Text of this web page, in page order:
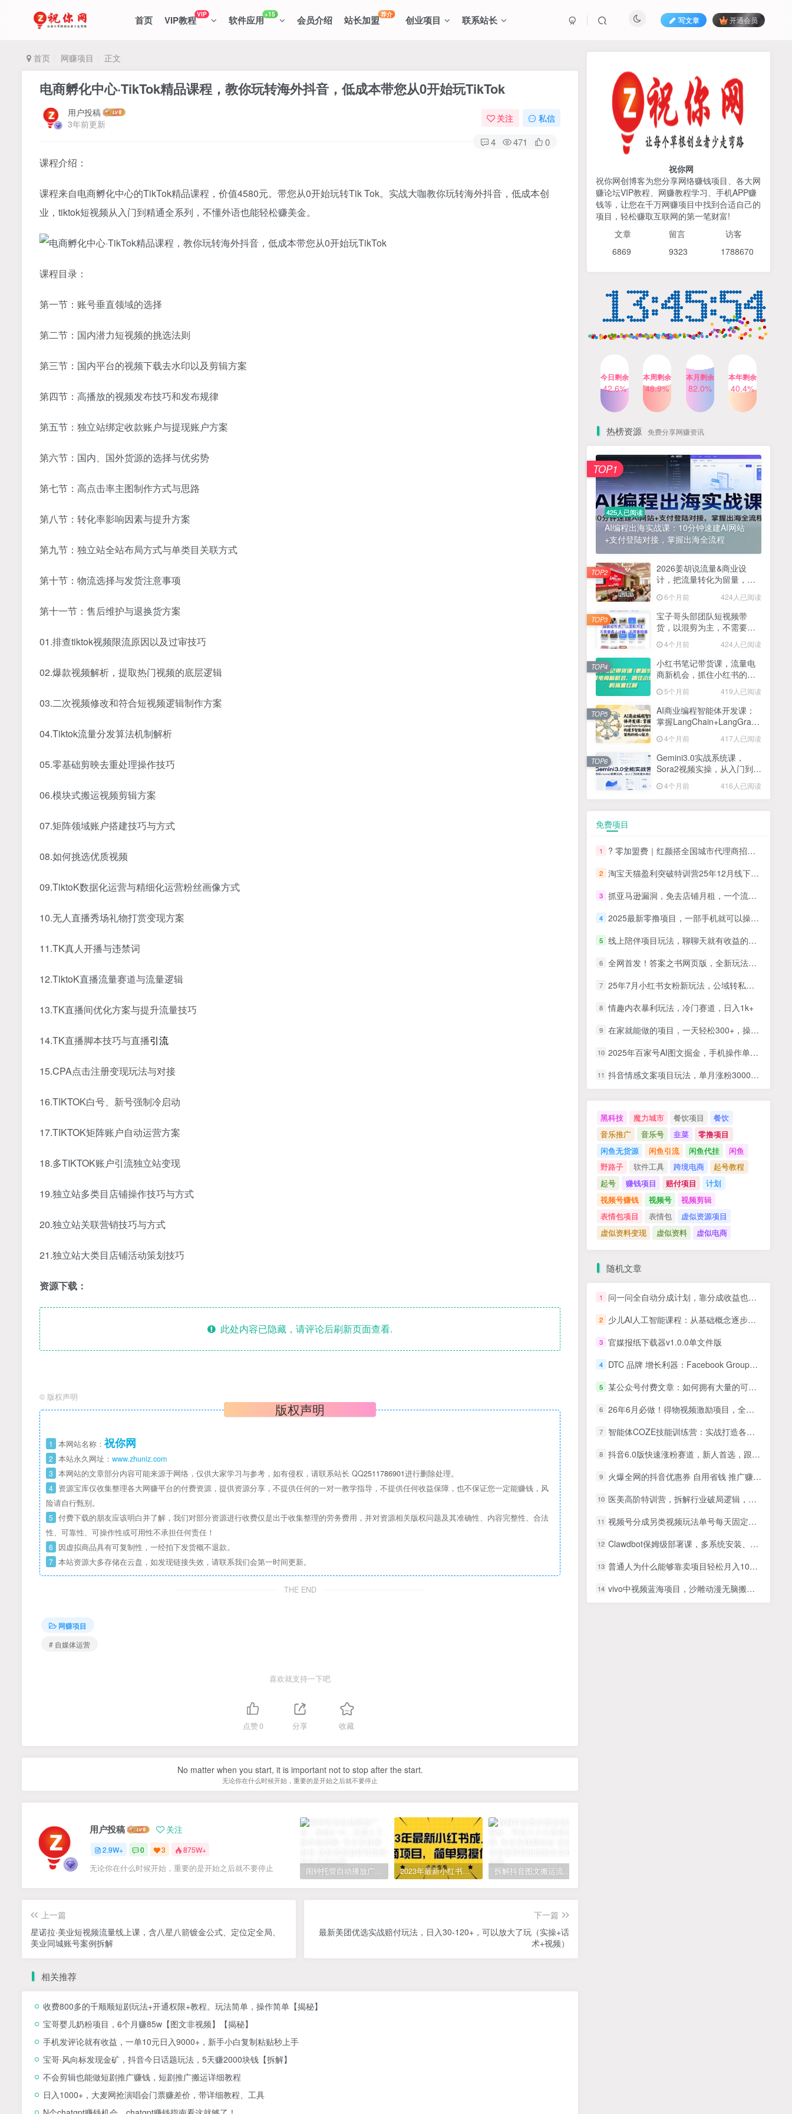
首页 VIP教程VIP 软件应用+15 会员介绍 站长加盟荐介 创业项目 联系站长 写文章 开通会员
首页 网赚项目 正文
电商孵化中心·TikTok精品课程，教你玩转海外抖音，低成本带您从0开始玩TikTok
用户投稿
3年前更新
关注 私信
4 471 0
课程介绍：
课程来自电商孵化中心的TikTok精品课程，价值4580元。带您从0开始玩转Tik Tok。实战大咖教你玩转海外抖音，低成本创
业，tiktok短视频从入门到精通全系列，不懂外语也能轻松赚美金。
课程目录：
第一节：账号垂直领域的选择
第二节：国内潜力短视频的挑选法则
第三节：国内平台的视频下载去水印以及剪辑方案
第四节：高播放的视频发布技巧和发布规律
第五节：独立站绑定收款账户与提现账户方案
第六节：国内、国外货源的选择与优劣势
第七节：高点击率主图制作方式与思路
第八节：转化率影响因素与提升方案
第九节：独立站全站布局方式与单类目关联方式
第十节：物流选择与发货注意事项
第十一节：售后维护与退换货方案
01.排查tiktok视频限流原因以及过审技巧
02.爆款视频解析，提取热门视频的底层逻辑
03.二次视频修改和符合短视频逻辑制作方案
04.Tiktok流量分发算法机制解析
05.零基础剪映去重处理操作技巧
06.模块式搬运视频剪辑方案
07.矩阵领域账户搭建技巧与方式
08.如何挑选优质视频
09.TiktoK数据化运营与精细化运营粉丝画像方式
10.无人直播秀场礼物打赏变现方案
11.TK真人开播与违禁词
12.TiktoK直播流量赛道与流量逻辑
13.TK直播间优化方案与提升流量技巧
14.TK直播脚本技巧与直播引流
15.CPA点击注册变现玩法与对接
16.TIKTOK白号、新号强制冷启动
17.TIKTOK矩阵账户自动运营方案
18.多TIKTOK账户引流独立站变现
19.独立站多类目店铺操作技巧与方式
20.独立站关联营销技巧与方式
21.独立站大类目店铺活动策划技巧
资源下载：
此处内容已隐藏，请评论后刷新页面查看.
© 版权声明
版权声明
1 本网站名称： 祝你网
2 本站永久网址： www.zhuniz.com
3 本网站的文章部分内容可能来源于网络，仅供大家学习与参考，如有侵权，请联系站长 QQ2511786901进行删除处理。
4 资源宝库仅收集整理各大网赚平台的付费资源，提供资源分享，不提供任何的一对一教学指导，不提供任何收益保障，也不保证您一定能赚钱，风
险请自行甄别。
5 付费下载的朋友应该明白并了解，我们对部分资源进行收费仅是出于收集整理的劳务费用，并对资源相关版权问题及其准确性、内容完整性、合法
性、可靠性、可操作性或可用性不承担任何责任！
6 因虚拟商品具有可复制性，一经拍下发货概不退款。
7 本站资源大多存储在云盘，如发现链接失效，请联系我们会第一时间更新。
THE END
网赚项目
# 自媒体运营
喜欢就支持一下吧
点赞0 分享 收藏
No matter when you start, it is important not to stop after the start.
无论你在什么时候开始，重要的是开始之后就不要停止
用户投稿 关注
2.9W+ 0 3 875W+
无论你在什么时候开始，重要的是开始之后就不要停止 闹钟托管自动播放广告，单机5-10，无需人工操作 2023年最新小红书成人电商项目，简单易操作【详细教程】 拆解抖音图文搬运流量掘金，可日入小几百
上一篇
星诺拉·美业短视频流量线上课，含八星八箭镀金公式、定位定全局、
美业同城账号案例拆解
下一篇
最新美团优选实战赔付玩法，日入30-120+，可以放大了玩（实操+话
术+视频）
相关推荐
收费800多的千顺顺短剧玩法+开通权限+教程。玩法简单，操作简单【揭秘】
宝哥婴儿奶粉项目，6个月赚85w【图文非视频】【揭秘】
手机发评论就有收益，一单10元日入9000+，新手小白复制粘贴秒上手
宝哥·风向标发现金矿，抖音今日话题玩法，5天赚2000块钱【拆解】
不会剪辑也能做短剧推广赚钱，短剧推广搬运详细教程
日入1000+，大麦网抢演唱会门票赚差价，带详细教程、工具
425人已阅读
AI编程出海实战课：10分钟速建AI网站
+支付登陆对接，掌握出海全流程
TOP1
2026姜胡说流量&商业设
计，把流量转化为留量，设
计自己的商业模式
6个月前 424人已阅读
TOP2
货，以混剪为主，不需要真
小红书笔记带货课，流量电
商新机会，抓住小红书的流
量红利(更新26年2月)
5个月前 419人已阅读
TOP4
AI商业编程智能体开发课：
TOP5
Gemini3.0实战系统课，
Sora2视频实操，从入门到精
通多模态创作
4个月前 416人已阅读
TOP6
1 ? 零加盟费｜红颜搭全国城市代理商招募正式启动！
2 淘宝天猫盈利突破特训营25年12月线下课，系统性的深度剖析电商企业经营之道，打造电商标准化运营体系
3 抓亚马逊漏洞，免去店铺月租，一个流量大竞争小，让你有机会成大卖的赛道
2025最新零撸项目，一部手机就可以操作，20秒一单，零投入纯薅羊毛，无门槛，一天200+【揭秘】
5 线上陪伴项目玩法，聊聊天就有收益的项目，一个月收益5000+
6 全网首发！答案之书网页版，全新玩法，搭配文档和网页，日入1k+零门槛小白首选副业
7 25年7月小红书女粉新玩法，公域转私域变现，日轻松变现2张+，5分钟简单复制好上手
8 情趣内衣暴利玩法，冷门赛道，日入1k+
9 在家就能做的项目，一天轻松300+，操作简单上手快
10 2025年百家号AI图文掘金，手机操作单号月入4-5位数，低门槛【附指令+工具】
抖音情感文案项目玩法，单月涨粉3000+，新手小白也能做
祝你网
祝你网创博客为您分享网络赚钱项目、各大网
赚论坛VIP教程、网赚教程学习、手机APP赚
钱等，让您在千万网赚项目中找到合适自己的
项目，轻松赚取互联网的第一笔财富!
文章 留言 访客
6869 9323 1788670
今日剩余
42.6%
本周剩余
48.9%
本月剩余
82.0%
本年剩余
40.4%
热榜资源 免费分享网赚资讯
425人已阅读
AI编程出海实战课：10分钟速建AI网站
+支付登陆对接，掌握出海全流程
TOP1
2026姜胡说流量&商业设
计，把流量转化为留量，设
6个月前 424人已阅读
TOP2
宝子哥头部团队短视频带
货，以混剪为主，不需要真
26年3月】
4个月前 424人已阅读
TOP3
小红书笔记带货课，流量电
商新机会，抓住小红书的流
5个月前 419人已阅读
TOP4
AI商业编程智能体开发课：
掌握LangChain+LangGraph
心能力
4个月前 417人已阅读
TOP5
Gemini3.0实战系统课，
Sora2视频实操，从入门到精
4个月前 416人已阅读
TOP6
免费项目
1 ? 零加盟费｜红颜搭全国城市代理商招募正式启动！
2 淘宝天猫盈利突破特训营25年12月线下课，系统性的深度剖析电商企业经营之道，打造电商标准化运营体系
3 抓亚马逊漏洞，免去店铺月租，一个流量大竞争小，让你有机会成大卖的赛道
4 2025最新零撸项目，一部手机就可以操作，20秒一单，零投入纯薅羊毛，无门槛，一天200+【揭秘】
5 线上陪伴项目玩法，聊聊天就有收益的项目，一个月收益5000+
6 全网首发！答案之书网页版，全新玩法，搭配文档和网页，日入1k+零门槛小白首选副业
7 25年7月小红书女粉新玩法，公域转私域变现，日轻松变现2张+，5分钟简单复制好上手
8 情趣内衣暴利玩法，冷门赛道，日入1k+
9 在家就能做的项目，一天轻松300+，操作简单上手快
10 2025年百家号AI图文掘金，手机操作单号月入4-5位数，低门槛【附指令+工具】
11 抖音情感文案项目玩法，单月涨粉3000+，新手小白也能做
黑科技 魔力城市 餐饮项目
餐饮
音乐推广
音乐号 韭菜
零撸项目
闲鱼无货源
闲鱼引流 闲鱼代挂
闲鱼
野路子
软件工具 跨境电商
起号教程
起号
赚钱项目 赔付项目
计划
视频号赚钱
视频号
视频剪辑
表情包项目
表情包
虚似资源项目
虚似资料变现
虚似资料 虚似电商
随机文章
1 问一问全自动分成计划，靠分成收益也能月入过1W
2 少儿AI人工智能课程：从基础概念逐步深入到核心技术 培养全面的AI素养
3 官媒报纸下载器v1.0.0单文件版
4 DTC 品牌 增长利器：Facebook Group私域 营销，提高活跃度和粘性 实现
5 某公众号付费文章：如何拥有大量的可支配时间？
6 26年6月必做！得物视频激励项目，全自动运营单号月利润3600+
7 智能体COZE技能训练营：实战打造各类效率工具，零基础玩转智能体开发与应用
8 抖音6.0版快速涨粉赛道，新人首选，跟着我的操作步骤，相信你也可以
9 火爆全网的抖音优惠券 自用省钱 推广赚钱 不伤人脉 裂变日入500+ 享受…
10 医美高阶特训营，拆解行业破局逻辑，从账号打造到业绩突破，0基础起步直达千万业绩
11 视频号分成另类视频玩法单号每天固定150左右的收益利用AI就能完成一刀不剪的手法
12 Clawdbot保姆级部署课，多系统安装、安全方案、平台集成，零基础教程，快速拥有专属AI助手
13 普通人为什么能够靠卖项目轻松月入10W+，而做项目却容易成炮灰，卖项目为什么能够稳賺不赔？【揭秘】
14 vivo中视频蓝海项目，沙雕动漫无脑搬运，小白也可轻松上手